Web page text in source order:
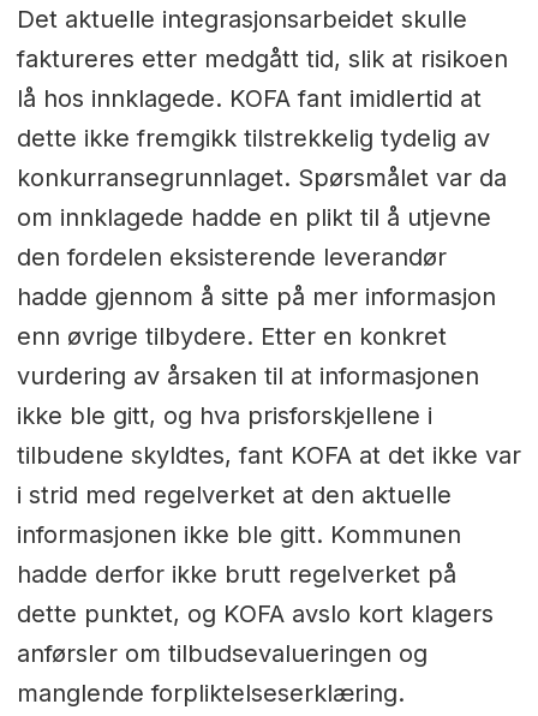
Det aktuelle integrasjonsarbeidet skulle
faktureres etter medgått tid, slik at risikoen
lå hos innklagede. KOFA fant imidlertid at
dette ikke fremgikk tilstrekkelig tydelig av
konkurransegrunnlaget. Spørsmålet var da
om innklagede hadde en plikt til å utjevne
den fordelen eksisterende leverandør
hadde gjennom å sitte på mer informasjon
enn øvrige tilbydere. Etter en konkret
vurdering av årsaken til at informasjonen
ikke ble gitt, og hva prisforskjellene i
tilbudene skyldtes, fant KOFA at det ikke var
i strid med regelverket at den aktuelle
informasjonen ikke ble gitt. Kommunen
hadde derfor ikke brutt regelverket på
dette punktet, og KOFA avslo kort klagers
anførsler om tilbudsevalueringen og
manglende forpliktelseserklæring.